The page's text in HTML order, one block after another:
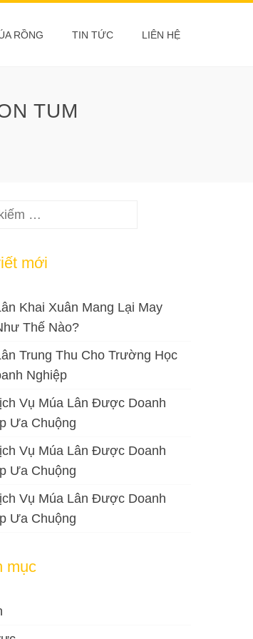
RỒNG TIN TỨC LIÊN HỆ
TUM
mới
Khai Xuân Mang Lại May
Thế Nào?
Trung Thu Cho Trường Học
Nghiệp
Vụ Múa Lân Được Doanh
Ưa Chuộng
Vụ Múa Lân Được Doanh
Ưa Chuộng
Vụ Múa Lân Được Doanh
Ưa Chuộng
mục